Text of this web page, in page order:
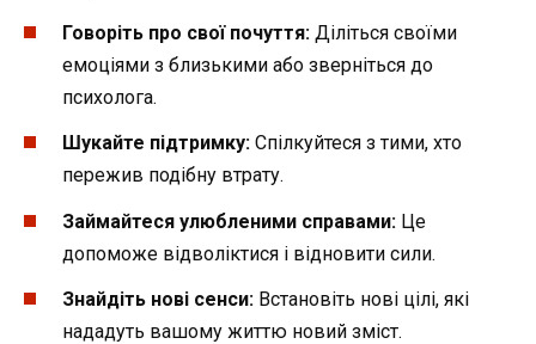
Говоріть про свої почуття: Діліться своїми
емоціями з близькими або зверніться до
психолога.
Шукайте підтримку: Спілкуйтеся з тими, хто
пережив подібну втрату.
Займайтеся улюбленими справами: Це
допоможе відволіктися і відновити сили.
Знайдіть нові сенси: Встановіть нові цілі, які
нададуть вашому життю новий зміст.